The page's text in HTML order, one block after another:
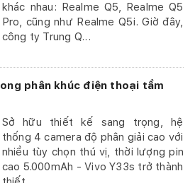
khác nhau: Realme Q5, Realme Q5
Pro, cũng như Realme Q5i. Giờ đây,
công ty Trung Q...
phân khúc điện thoại tầm
Sở hữu thiết kế sang trọng, hệ
thống 4 camera độ phân giải cao với
nhiều tùy chọn thú vị, thời lượng pin
cao 5.000mAh - Vivo Y33s trở thành